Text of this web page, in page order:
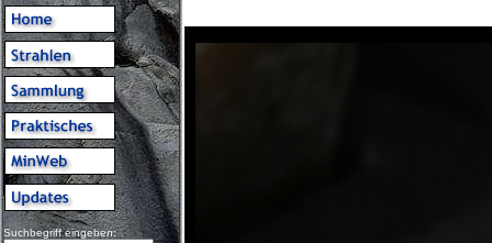
Suchbegriff eingeben: